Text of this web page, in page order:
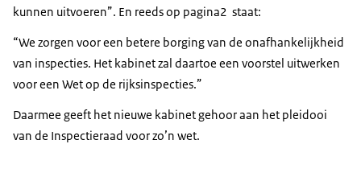
kunnen uitvoeren”. En reeds op pagina2 staat:
“We zorgen voor een betere borging van de onafhankelijkheid
van inspecties. Het kabinet zal daartoe een voorstel uitwerken
voor een Wet op de rijksinspecties.”
Daarmee geeft het nieuwe kabinet gehoor aan het pleidooi
van de Inspectieraad voor zo’n wet.